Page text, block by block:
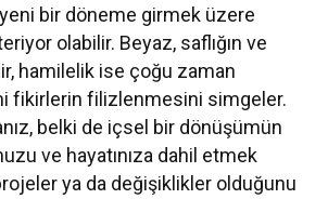
yeni bir döneme girmek üzere
olabilir. Beyaz, saflığın ve
hamilelik ise çoğu zaman
fikirlerin filizlenmesini simgeler.
belki de içsel bir dönüşümün
ve hayatınıza dahil etmek
ya da değişiklikler olduğunu